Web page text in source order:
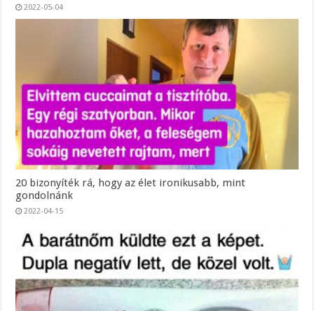
2022-05-04
20 bizonyíték rá, hogy az élet ironikusabb, mint
gondolnánk
2022-04-15